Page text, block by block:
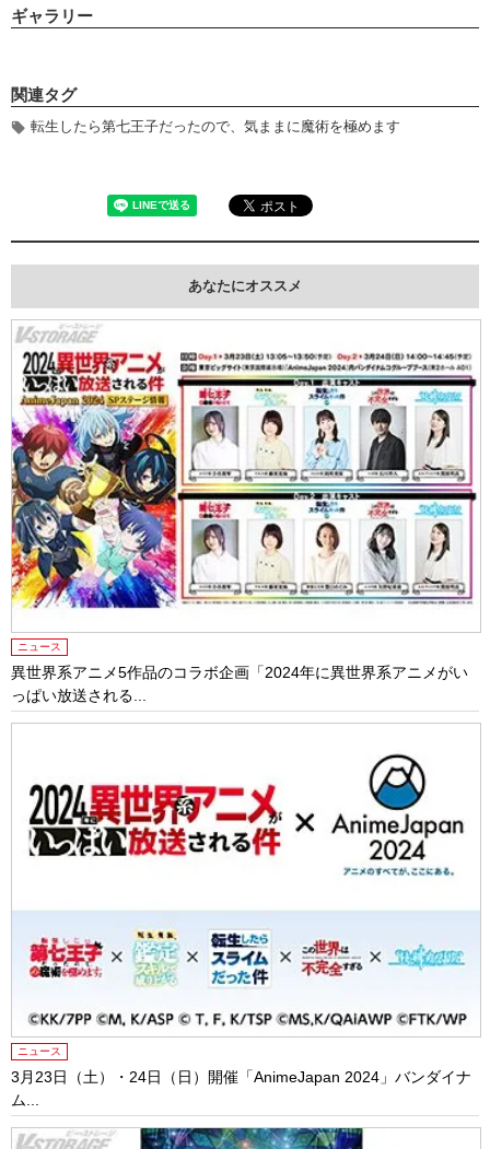
ギャラリー
関連タグ
転生したら第七王子だったので、気ままに魔術を極めます
あなたにオススメ
ニュース
異世界系アニメ5作品のコラボ企画「2024年に異世界系アニメがい
っぱい放送される...
ニュース
3月23日（土）・24日（日）開催「AnimeJapan 2024」バンダイナ
ム...